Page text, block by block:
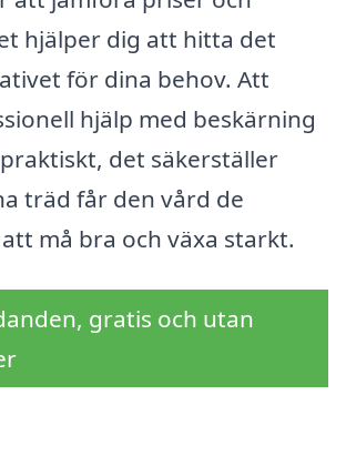
hjälper dig att hitta det
för dina behov. Att
hjälp med beskärning
det säkerställer
träd får den vård de
må bra och växa starkt.
gratis och utan